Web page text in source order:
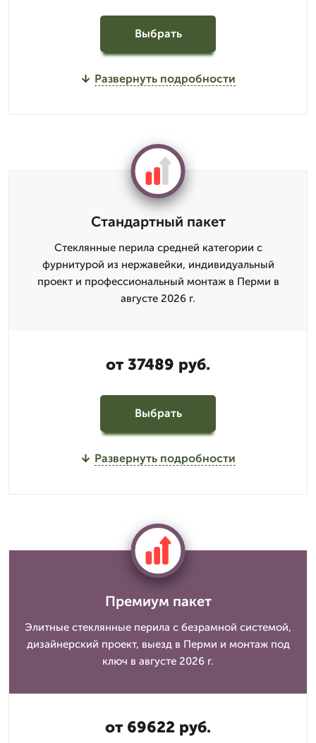
Выбрать
Развернуть подробности
Стандартный пакет
Стеклянные перила средней категории с
фурнитурой из нержавейки, индивидуальный
проект и профессиональный монтаж в Перми в
августе 2026 г.
от 37489 руб.
Выбрать
Развернуть подробности
Премиум пакет
Элитные стеклянные перила с безрамной системой,
дизайнерский проект, выезд в Перми и монтаж под
ключ в августе 2026 г.
от 69622 руб.